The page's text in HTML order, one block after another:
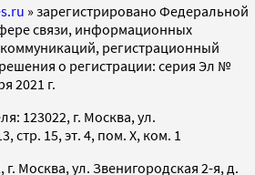
» зарегистрировано Федеральной
связи, информационных
регистрационный
о регистрации: серия Эл №
2021 г.
123022, г. Москва, ул.
стр. 15, эт. 4, пом. X, ком. 1
Москва, ул. Звенигородская 2-я, д.